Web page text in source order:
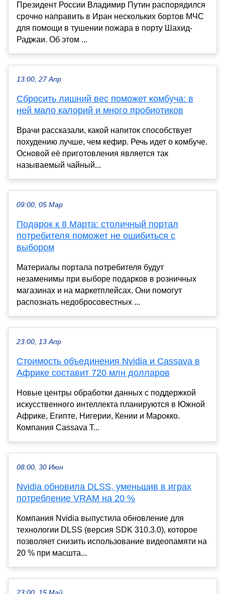
Президент России Владимир Путин распорядился
срочно направить в Иран нескольких бортов МЧС
для помощи в тушении пожара в порту Шахид-
Раджаи. Об этом ...
13:00, 27 Апр
Сбросить лишний вес поможет комбуча: в
ней мало калорий и много пробиотиков
Врачи рассказали, какой напиток способствует
похудению лучше, чем кефир. Речь идет о комбуче.
Основой её приготовления является так
называемый чайный...
09:00, 05 Мар
Подарок к 8 Марта: столичный портал
потребителя поможет не ошибиться с
выбором
Материалы портала потребителя будут
незаменимы при выборе подарков в розничных
магазинах и на маркетплейсах. Они помогут
распознать недобросовестных ...
23:00, 13 Апр
Стоимость объединения Nvidia и Cassava в
Африке составит 720 млн долларов
Новые центры обработки данных с поддержкой
искусственного интеллекта планируются в Южной
Африке, Египте, Нигерии, Кении и Марокко.
Компания Cassava T...
08:00, 30 Июн
Nvidia обновила DLSS, уменьшив в играх
потребление VRAM на 20 %
Компания Nvidia выпустила обновление для
технологии DLSS (версия SDK 310.3.0), которое
позволяет снизить использование видеопамяти на
20 % при масшта...